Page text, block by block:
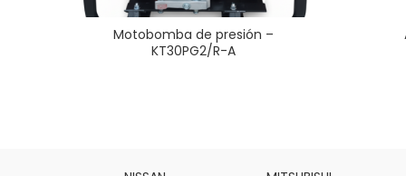
Motobomba de presión –
KT30PG2/R-A